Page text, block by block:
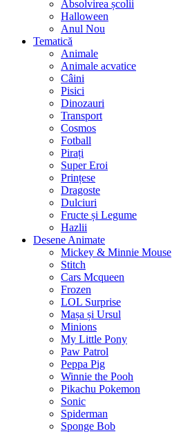
Absolvirea școlii
Halloween
Anul Nou
Tematică
Animale
Animale acvatice
Câini
Pisici
Dinozauri
Transport
Cosmos
Fotball
Pirați
Super Eroi
Prințese
Dragoste
Dulciuri
Fructe și Legume
Hazlii
Desene Animate
Mickey & Minnie Mouse
Stitch
Cars Mcqueen
Frozen
LOL Surprise
Mașa și Ursul
Minions
My Little Pony
Paw Patrol
Peppa Pig
Winnie the Pooh
Pikachu Pokemon
Sonic
Spiderman
Sponge Bob